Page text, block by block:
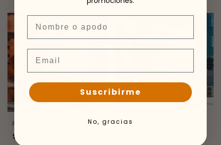
Repuesto Difusor 5L
$270.000
Repuesto Home Spray 5L
Suscribirme
No, gracias